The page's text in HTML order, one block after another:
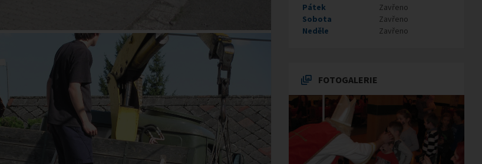
Pátek
Zavřeno
Sobota
Zavřeno
Neděle
Zavřeno
FOTOGALERIE